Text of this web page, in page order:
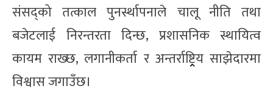
संसद्को तत्काल पुनर्स्थापनाले चालू नीति तथा
बजेटलाई निरन्तरता दिन्छ, प्रशासनिक स्थायित्व
कायम राख्छ, लगानीकर्ता र अन्तर्राष्ट्र्रिय साझेदारमा
विश्वास जगाउँछ।